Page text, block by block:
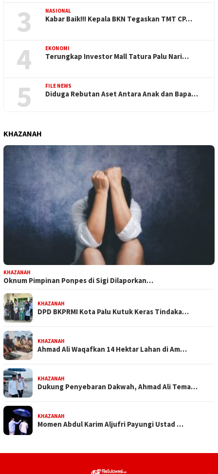
3 NASIONAL
Kabar Baik!!! Kepala BKN Tegaskan TMT CP…
4 EKONOMI
Terungkap Investor Mall Tatura Palu Nari…
5 FILE NEWS
Diduga Rebutan Aset Antara Anak dan Bapa…
KHAZANAH
KHAZANAH
Oknum Pimpinan Ponpes di Sigi Dilaporkan…
KHAZANAH
DPD BKPRMI Kota Palu Kutuk Keras Tindaka…
KHAZANAH
Ahmad Ali Waqafkan 14 Hektar Lahan di Am…
KHAZANAH
Dukung Penyebaran Dakwah, Ahmad Ali Tema…
KHAZANAH
Momen Abdul Karim Aljufri Payungi Ustad …